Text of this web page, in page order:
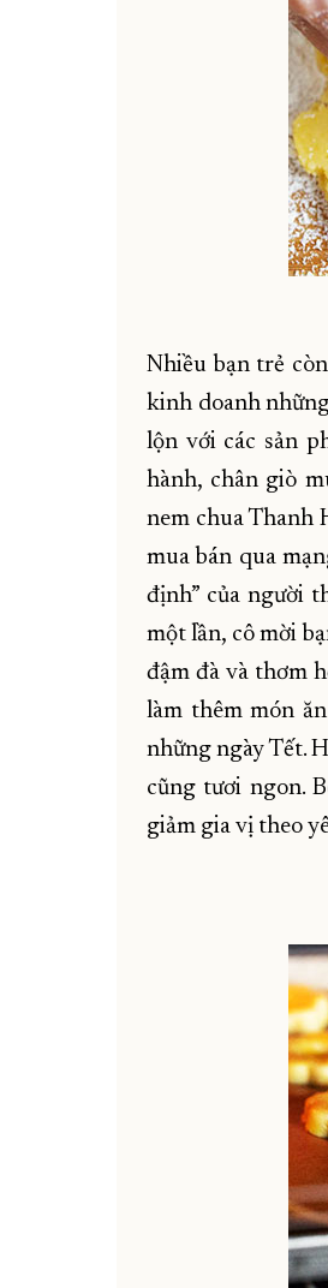
Nhiều bạn trẻ
kinh doanh
lộn với các sản
hành, chân giò
nem chua Thanh
mua bán qua
định” của người
một lần, cô mời
đậm đà và thơm
làm thêm món
những ngày Tết.
cũng tươi ngon.
giảm gia vị theo